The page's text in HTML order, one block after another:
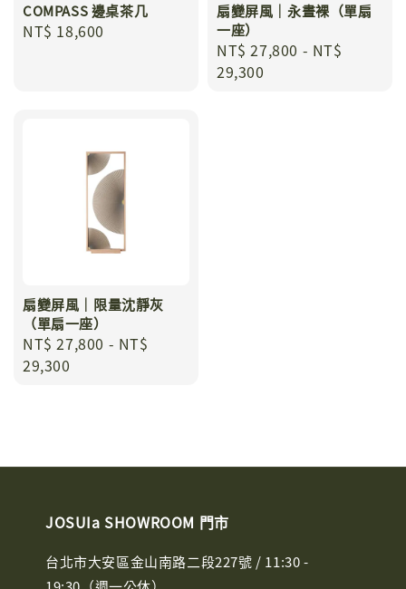
COMPASS 邊桌茶几
Regular
NT$ 18,600
扇變屏風｜永晝裸（單扇
一座）
Regular
price
NT$ 27,800 - NT$
29,300
扇變屏風｜限量沈靜灰
（單扇一座）
Regular
price
NT$ 27,800 - NT$
29,300
JOSUIa SHOWROOM 門市
台北市大安區金山南路二段227號 / 11:30 -